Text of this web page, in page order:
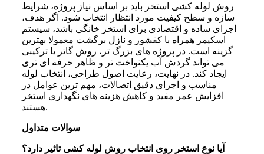
روش لوله کشی استخر باید بر اساس نیاز پروژه، شرایط
سازه و سطح کیفیت مورد انتظار انتخاب شود. اگر هدف،
اجرای ساده و اقتصادی برای استخر خانگی باشد، سیستم
اسکیمر همراه با کفشور و نازل برگشت معمولا بهترین
گزینه است. در پروژه های بزرگ تر، روش گاتر یا ترکیبی
می تواند گردش آب یکنواخت تر و ظاهر حرفه ای تری
ایجاد کند. در نهایت، رعایت اصول طراحی، انتخاب لوله
مناسب و اجرای دقیق اتصالات، مهم ترین عوامل در
افزایش عمر مفید و کاهش هزینه های نگهداری استخر
هستند.
سوالات متداول
آیا نوع استخر روی انتخاب روش لوله کشی تاثیر دارد؟